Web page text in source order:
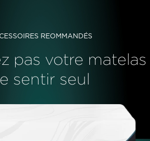
REOMMANDÉS
pas votre matelas
sentir seul